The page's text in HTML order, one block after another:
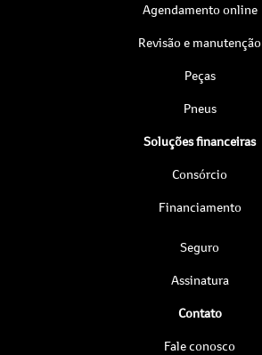
Agendamento online
Revisão e manutenção
Peças
Pneus
Soluções financeiras
Consórcio
Financiamento
Seguro
Assinatura
Contato
Fale conosco